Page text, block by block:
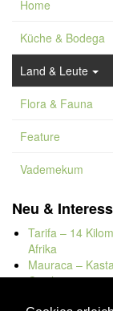
Home
Küche & Bodega
Land & Leute
Flora & Fauna
Feature
Vademekum
Neu &
Tarifa – 14
Afrika
Mauraca –
Capileira